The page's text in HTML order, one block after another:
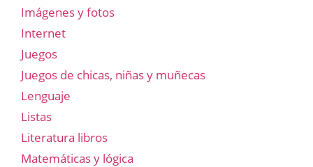
Imágenes y fotos
Internet
Juegos
Juegos de chicas, niñas y muñecas
Lenguaje
Listas
Literatura libros
Matemáticas y lógica